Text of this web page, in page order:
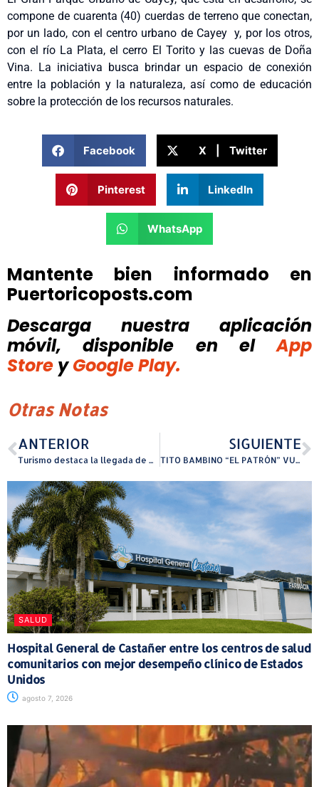
compone de cuarenta (40) cuerdas de terreno que conectan,
por un lado, con el centro urbano de Cayey y, por los otros,
con el río La Plata, el cerro El Torito y las cuevas de Doña
Vina. La iniciativa busca brindar un espacio de conexión
entre la población y la naturaleza, así como de educación
sobre la protección de los recursos naturales.
Facebook X | Twitter
Pinterest LinkedIn
WhatsApp
Mantente bien informado en
Puertoricoposts.com
Descarga nuestra aplicación
móvil, disponible
en el
App
Store y Google Play.
Otras Notas
ANTERIOR
Turismo destaca la llegada de más de 20 mil pasajeros de cruceros en un solo día
SIGUIENTE
TITO BAMBINO “EL PATRÓN” VUELVE A LAS RAÍCES DEL GÉNERO CON SU NUEVO ÁLBUM LA GENTE DEL PATRÓN
SALUD
Hospital General de Castañer entre los centros de salud
comunitarios con mejor desempeño clínico de Estados
Unidos
agosto 7, 2026